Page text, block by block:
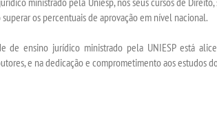
superar os percentuais de aprovação em nível nacional.
de ensino jurídico ministrado pela UNIESP está
e na dedicação e comprometimento aos estudos